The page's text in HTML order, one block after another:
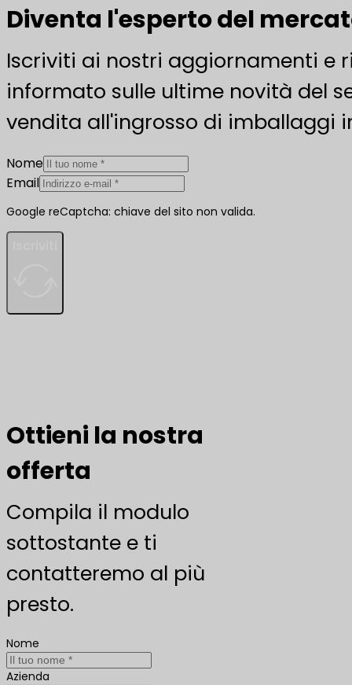
Diventa l'esperto del
Iscriviti ai nostri aggiornamenti e
informato sulle ultime novità del
vendita all'ingrosso di imballaggi
Nome
Email
Google reCaptcha: chiave del sito non valida.
Ottieni la nostra
offerta
Compila il modulo
sottostante e ti
contatteremo al più
presto.
Nome
Azienda